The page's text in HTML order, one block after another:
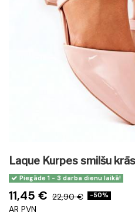
Laque Kurpes smilšu
Piegāde 1 - 3 darba dienu laikā!
11,45 € 22,90 € -50%
AR PVN